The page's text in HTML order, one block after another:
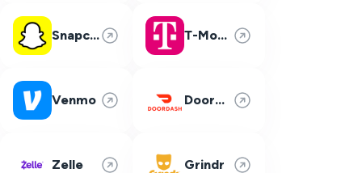
Snapchat T-Mobile
Venmo DoorDash
Zelle Grindr